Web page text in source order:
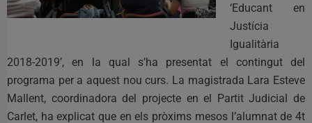
‘Educant en
Justícia
Igualitària
2018-2019’, en la qual s’ha presentat el contingut del
programa per a aquest nou curs. La magistrada Lara Esteve
Mallent, coordinadora del projecte en el Partit Judicial de
Carlet, ha explicat que en els pròxims mesos l’alumnat de 4t